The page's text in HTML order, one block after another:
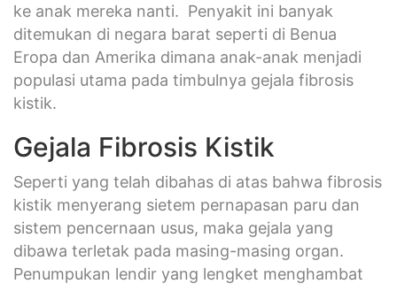
ke anak mereka nanti. Penyakit ini banyak
ditemukan di negara barat seperti di Benua
Eropa dan Amerika dimana anak-anak menjadi
populasi utama pada timbulnya gejala fibrosis
kistik.
Gejala Fibrosis Kistik
Seperti yang telah dibahas di atas bahwa fibrosis
kistik menyerang sietem pernapasan paru dan
sistem pencernaan usus, maka gejala yang
dibawa terletak pada masing-masing organ.
Penumpukan lendir yang lengket menghambat